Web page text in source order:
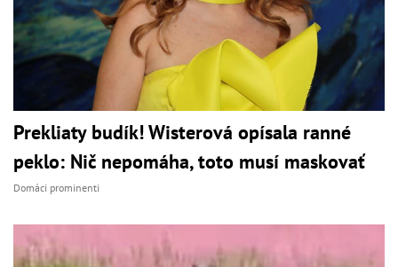
Prekliaty budík! Wisterová opísala ranné
peklo: Nič nepomáha, toto musí maskovať
Domáci prominenti